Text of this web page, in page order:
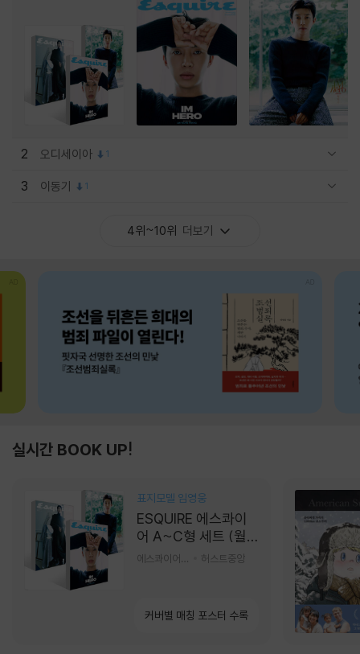
2 오디세이아 1
3 이동기 1
4위~10위 더보기
실시간 BOOK UP!
표지모델 임영웅
ESQUIRE 에스콰이
어 A~C형 세트 (월
간) : 9월 [2026]
허스트중앙
커버별 매칭 포스터 수록